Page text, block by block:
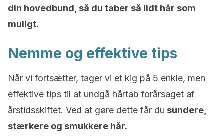
din hovedbund, så du taber så lidt hår som
muligt.
Nemme og effektive tips
Når vi fortsætter, tager vi et kig på 5 enkle, men
effektive tips til at undgå hårtab forårsaget af
årstidsskiftet. Ved at gøre dette får du sundere,
stærkere og smukkere hår.